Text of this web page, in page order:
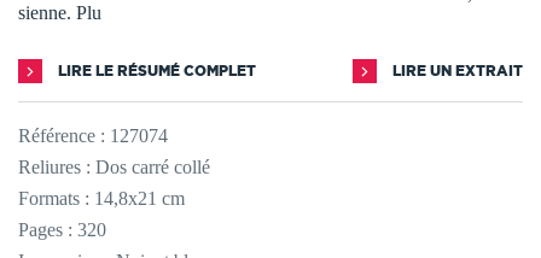
sienne. Plu
LIRE LE RÉSUMÉ COMPLET LIRE UN EXTRAIT
Référence : 127074
Reliures : Dos carré collé
Formats : 14,8x21 cm
Pages : 320